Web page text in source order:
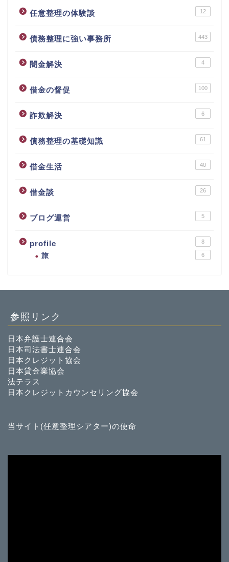
任意整理の体験談 12
債務整理に強い事務所 443
闇金解決 4
借金の督促 100
詐欺解決 6
債務整理の基礎知識 61
借金生活 40
借金談 26
ブログ運営 5
profile 8
旅 6
参照リンク
日本弁護士連合会
日本司法書士連合会
日本クレジット協会
日本貸金業協会
法テラス
日本クレジットカウンセリング協会
当サイト(任意整理シアター)の使命